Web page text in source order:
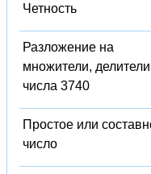
Четность
Разложение на
множители, делители
числа 3740
Простое или
число